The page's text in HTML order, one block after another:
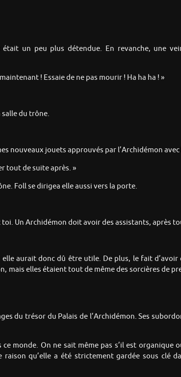
un peu plus détendue. En revanche, une
! Essaie de ne pas mourir ! Ha ha ha ! »
du trône.
nouveaux jouets approuvés par l’Archidémon
tout de suite après. »
Foll se dirigea elle aussi vers la porte.
toi. Un Archidémon doit avoir des assistants, après
aurait donc dû être utile. De plus, le fait d’avoir
mais elles étaient tout de même des sorcières de
du trésor du Palais de l’Archidémon. Ses
monde. On ne sait même pas s’il est organique
raison qu’elle a été strictement gardée sous clé